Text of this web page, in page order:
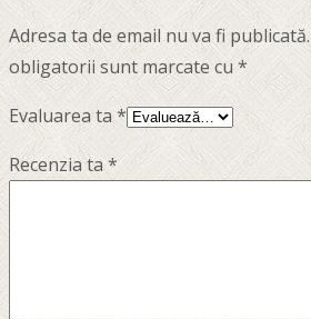
Adresa ta de email nu va fi publicată.
obligatorii sunt marcate cu*
Evaluarea ta*
Recenzia ta*